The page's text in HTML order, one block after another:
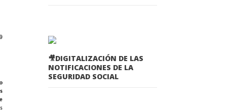
🎥DIGITALIZACIÓN DE LAS
NOTIFICACIONES DE LA
SEGURIDAD SOCIAL